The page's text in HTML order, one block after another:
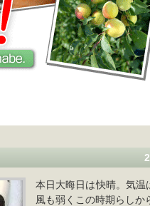
本日大晦日は快晴。気温
風も弱くこの時期らしか